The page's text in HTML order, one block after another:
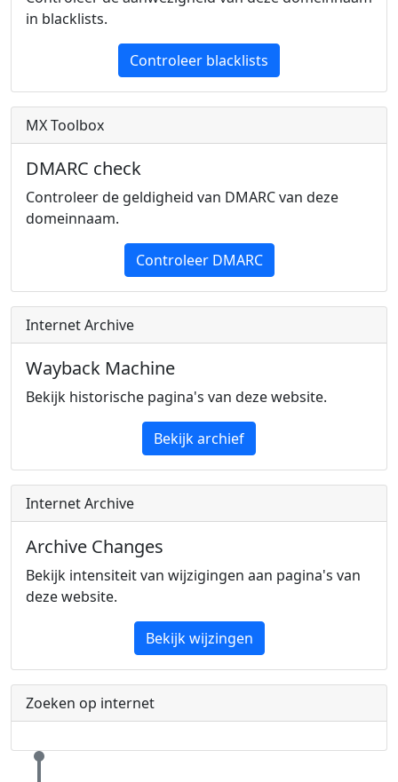
in blacklists.
Controleer blacklists
MX Toolbox
DMARC check
Controleer de geldigheid van DMARC van deze
domeinnaam.
Controleer DMARC
Internet Archive
Wayback Machine
Bekijk historische pagina's van deze website.
Bekijk archief
Internet Archive
Archive Changes
Bekijk intensiteit van wijzigingen aan pagina's van
deze website.
Bekijk wijzingen
Zoeken op internet